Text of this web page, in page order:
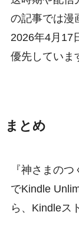
の記事では漫
2026年4月17
優先していま
まとめ
『神さまの
でKindle
ら、Kindleス